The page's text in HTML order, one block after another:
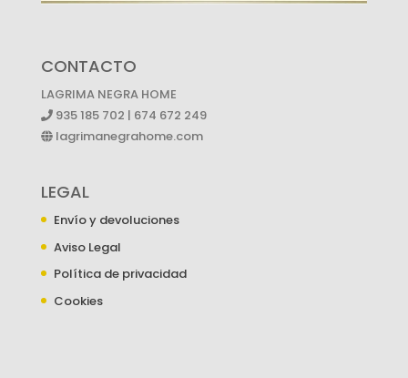
CONTACTO
LAGRIMA NEGRA HOME
935 185 702 | 674 672 249
lagrimanegrahome.com
LEGAL
Envío y devoluciones
Aviso Legal
Política de privacidad
Cookies